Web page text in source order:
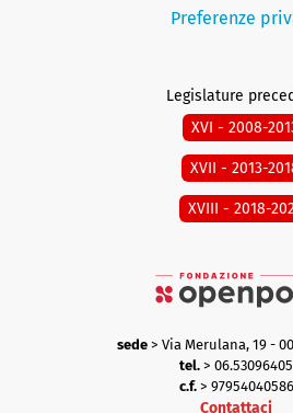
Preferenze
Legislature
XVI - 2008-
XVII - 2013-
XVIII - 2018-
sede> Via Merulana, 19 -
tel. > 06.53096405
c.f.> 97954040586
Contattaci